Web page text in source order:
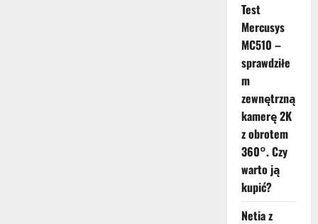
Test
Mercusys
MC510 –
sprawdziłe
m
zewnętrzną
kamerę 2K
z obrotem
360°. Czy
warto ją
kupić?
Netia z